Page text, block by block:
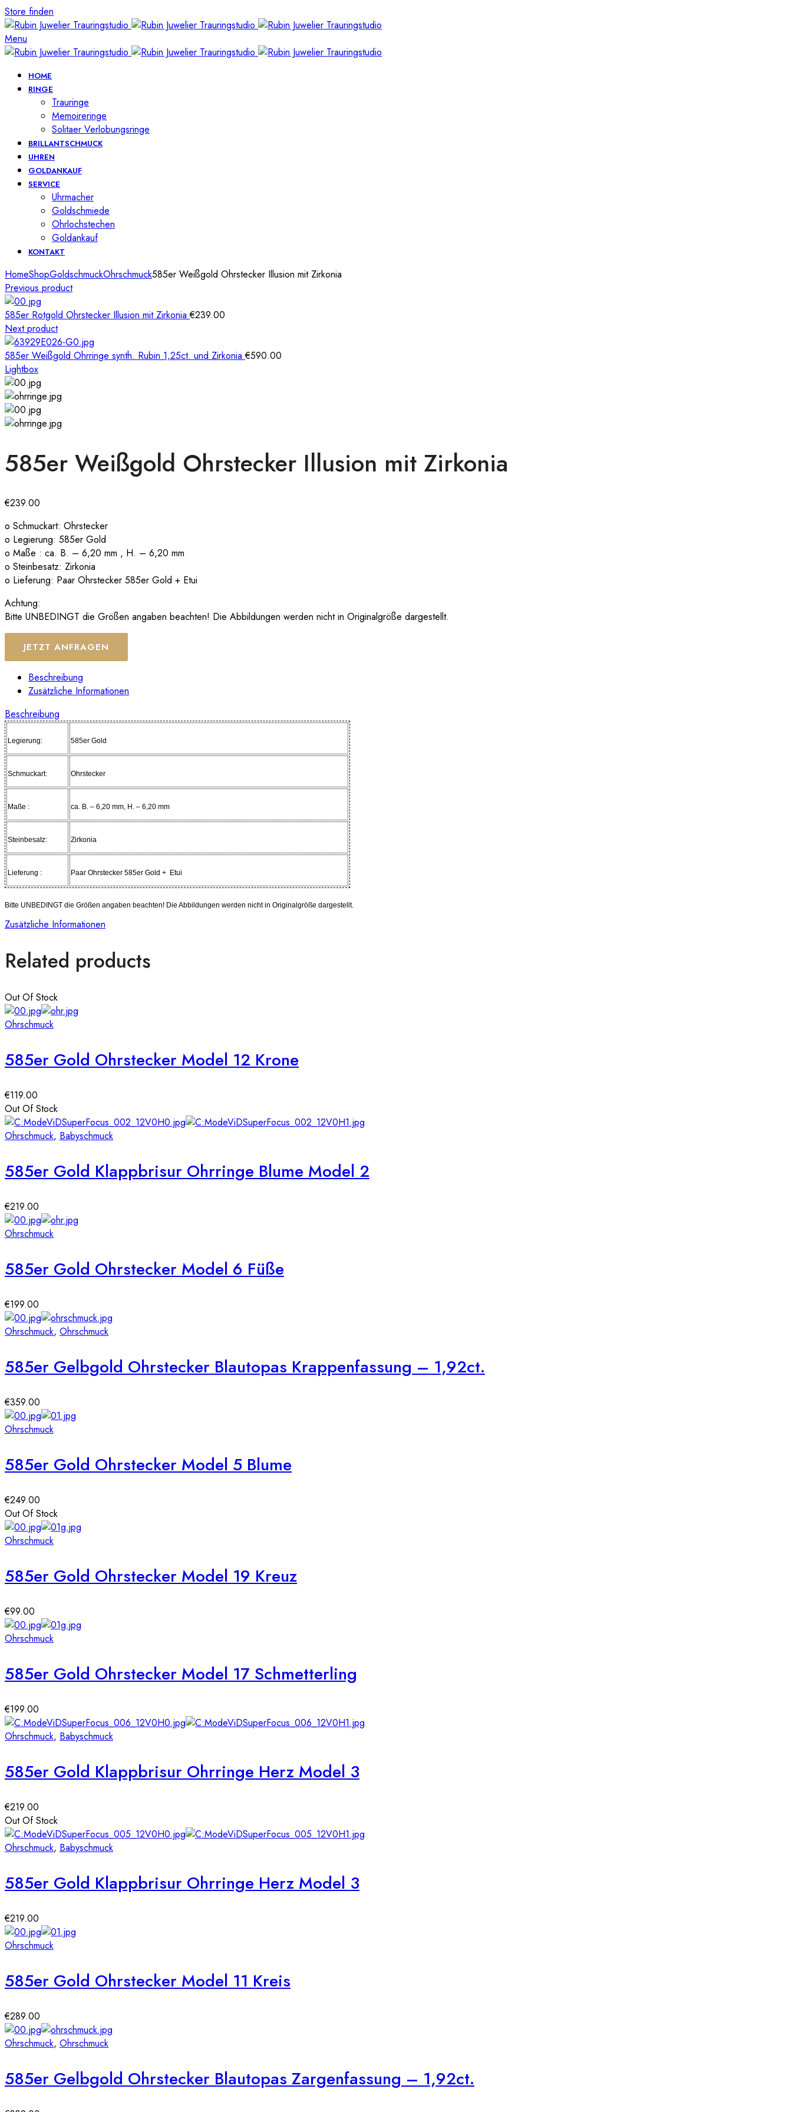
Store finden
Menu
HOME
RINGE
Trauringe
Memoireringe
Solitaer Verlobungsringe
BRILLANTSCHMUCK
UHREN
GOLDANKAUF
SERVICE
Uhrmacher
Goldschmiede
Ohrlochstechen
Goldankauf
KONTAKT
HomeShopGoldschmuckOhrschmuck585er Weißgold Ohrstecker Illusion mit Zirkonia
Previous product
585er Rotgold Ohrstecker Illusion mit Zirkonia€239.00
Next product
585er Weißgold Ohrringe synth. Rubin 1,25ct. und Zirkonia€590.00
Lightbox
585er Weißgold Ohrstecker Illusion mit Zirkonia
€239.00
o Schmuckart: Ohrstecker
o Legierung: 585er Gold
o Maße : ca. B. – 6,20 mm , H. – 6,20 mm
o Steinbesatz: Zirkonia
o Lieferung: Paar Ohrstecker 585er Gold + Etui
Achtung:
Bitte UNBEDINGT die Größen angaben beachten! Die Abbildungen werden nicht in Originalgröße dargestellt.
JETZT ANFRAGEN
Beschreibung
Zusätzliche Informationen
Beschreibung
Legierung: 585er Gold
Schmuckart: Ohrstecker
Maße : ca. B. – 6,20 mm, H. – 6,20 mm
Steinbesatz: Zirkonia
Lieferung : Paar Ohrstecker 585er Gold + Etui
Bitte UNBEDINGT die Größen angaben beachten! Die Abbildungen werden nicht in Originalgröße dargestellt.
Zusätzliche Informationen
Related products
Out Of Stock
Ohrschmuck
585er Gold Ohrstecker Model 12 Krone
€119.00
Out Of Stock
Ohrschmuck, Babyschmuck
585er Gold Klappbrisur Ohrringe Blume Model 2
€219.00
Ohrschmuck
585er Gold Ohrstecker Model 6 Füße
€199.00
Ohrschmuck, Ohrschmuck
585er Gelbgold Ohrstecker Blautopas Krappenfassung – 1,92ct.
€359.00
Ohrschmuck
585er Gold Ohrstecker Model 5 Blume
€249.00
Out Of Stock
Ohrschmuck
585er Gold Ohrstecker Model 19 Kreuz
€99.00
Ohrschmuck
585er Gold Ohrstecker Model 17 Schmetterling
€199.00
Ohrschmuck, Babyschmuck
585er Gold Klappbrisur Ohrringe Herz Model 3
€219.00
Out Of Stock
Ohrschmuck, Babyschmuck
585er Gold Klappbrisur Ohrringe Herz Model 3
€219.00
Ohrschmuck
585er Gold Ohrstecker Model 11 Kreis
€289.00
Ohrschmuck, Ohrschmuck
585er Gelbgold Ohrstecker Blautopas Zargenfassung – 1,92ct.